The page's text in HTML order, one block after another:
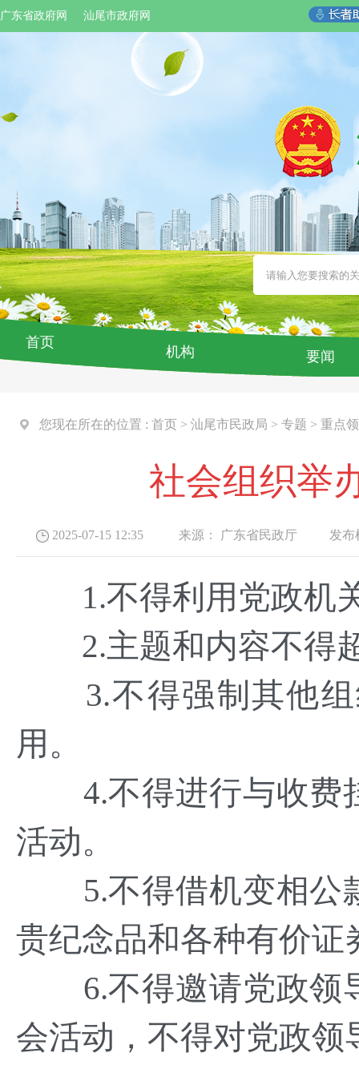
广东省政府网 汕尾市政府网
首页
机构 要闻
您现在所在的位置 : 首页 > 汕尾市民政局 > 专题 > 重点
社会组织举
2025-07-15 12:35 来源： 广东省民政厅 发布
1.不得利用党政机关
2.主题和内容不得超
3.不得强制其他组
用。
4.不得进行与收费
活动。
5.不得借机变相公
贵纪念品和各种有价证
6.不得邀请党政领
会活动，不得对党政